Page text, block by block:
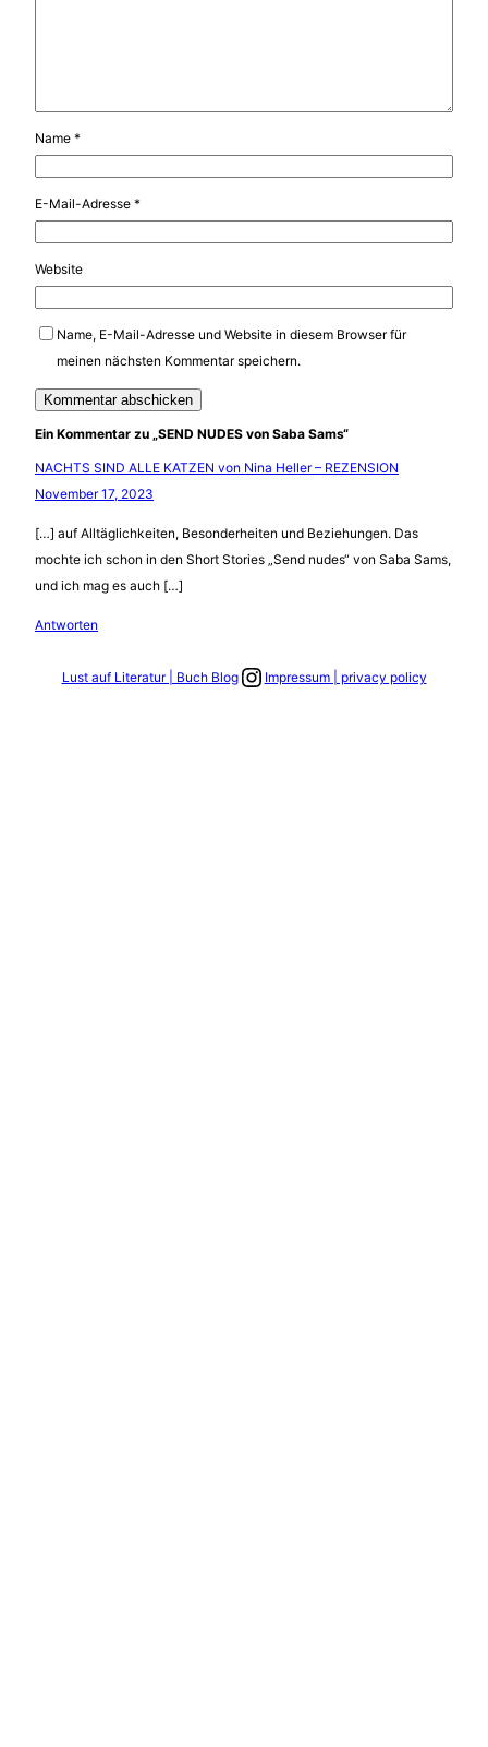
Name *
E-Mail-Adresse *
Website
Name, E-Mail-Adresse und Website in diesem Browser für
meinen nächsten Kommentar speichern.
Ein Kommentar zu „SEND NUDES von Saba Sams“
NACHTS SIND ALLE KATZEN von Nina Heller – REZENSION
November 17, 2023
[…] auf Alltäglichkeiten, Besonderheiten und Beziehungen. Das
mochte ich schon in den Short Stories „Send nudes“ von Saba Sams,
und ich mag es auch […]
Antworten
Lust auf Literatur | Buch BlogLink zum Instagram Account
Impressum | privacy policy